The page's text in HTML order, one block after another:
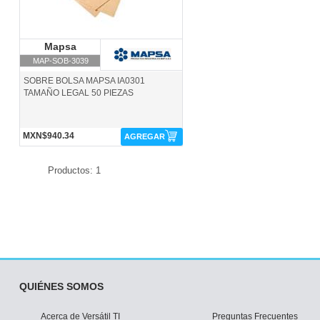
Mapsa
MAP-SOB-3039
SOBRE BOLSA MAPSA IA0301
TAMAÑO LEGAL 50 PIEZAS
MXN$940.34 AGREGAR
Productos: 1
QUIÉNES SOMOS
Acerca de Versátil TI Preguntas Frecuentes